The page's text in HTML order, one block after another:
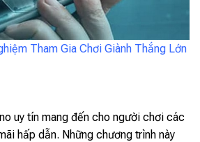
Tham Gia Chơi Giành Thắng Lớn
uy tín mang đến cho người chơi các
hấp dẫn. Những chương trình này